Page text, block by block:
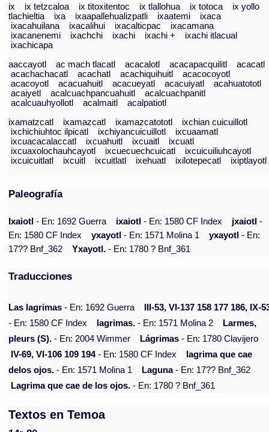
ix ix tetzcaloa ix titoxitentoc ix tlallohua ix totoca
ix yollo
tlachieltia
ixa ixaapallehualizpatli ixaatemi
ixaca
ixacahuilana
ixacalihui ixacalticpac
ixacamana
ixacanenemi
ixachchi ixachi ixachi +
ixachi itlacual
ixachicapa
aaccayotl
ac mach tlacatl acacalotl acacapacquilitl
acacatl
acachachacatl
acachatl acachiquihuitl
acacocoyotl
acacoyotl
acacuahuitl acacueyatl acacuiyatl
acahuatototl
acaiyetl
acalcuachpancuahuitl
acalcuachpanitl
acalcuauhyollotl
acalmaitl
acalpatiotl
ixamatzcatl
ixamazcatl ixamazcatototl
ixchian cuicuillotl
ixchichiuhtoc ilpicatl
ixchiyancuicuillotl
ixcuaamatl
ixcuacacalaccatl
ixcuahuitl ixcuaitl
ixcuatl
ixcuaxolochauhcayotl
ixcuecuechcuicatl
ixcuicuiliuhcayotl
ixcuicuitlatl
ixcuitl ixcuitlatl ixehuatl ixilotepecatl ixiptlayotl
Paleografía
Ixaiotl - En: 1692 Guerra ixaiotl - En: 1580 CF Index jxaiotl -
En: 1580 CF Index
yxayotl - En: 1571 Molina 1 yxayotl - En:
17?? Bnf_362
Yxayotl. - En: 1780 ? Bnf_361
Traducciones
Las lagrimas - En: 1692 Guerra
III-53, VI-137 158 177 186, IX-
- En: 1580 CF Index
lagrimas. - En: 1571 Molina 2
Larmes,
pleurs (S). - En: 2004 Wimmer Lágrimas - En: 1780 Clavijero
IV-69, VI-106 109 194- En: 1580 CF Index
lagrima que cae
delos ojos. - En: 1571 Molina 1 Laguna- En: 17?? Bnf_362
Lagrima que cae de los ojos. - En: 1780 ? Bnf_361
Textos en Temoa